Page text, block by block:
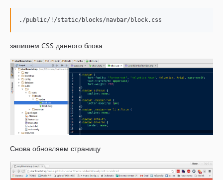
запишем CSS данного блока
Снова обновляем страницу